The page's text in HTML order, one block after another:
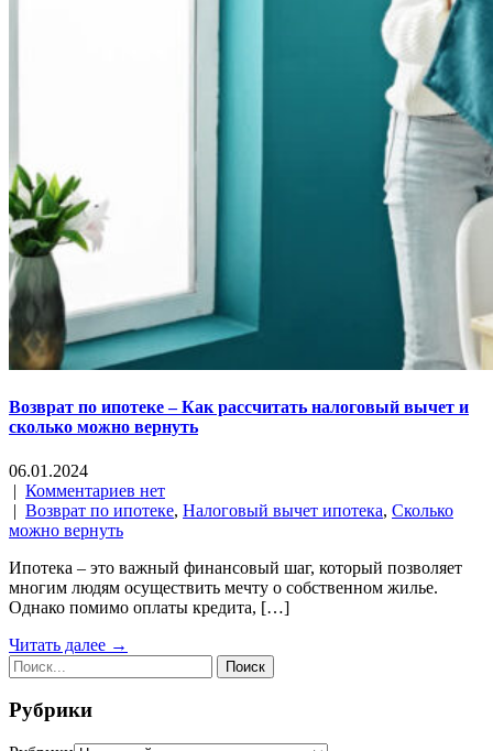
Возврат по ипотеке – Как рассчитать налоговый вычет и
сколько можно вернуть
06.01.2024
| Комментариев нет
| Возврат по ипотеке, Налоговый вычет ипотека, Сколько
можно вернуть
Ипотека – это важный финансовый шаг, который позволяет
многим людям осуществить мечту о собственном жилье.
Однако помимо оплаты кредита, […]
Читать далее →
Рубрики